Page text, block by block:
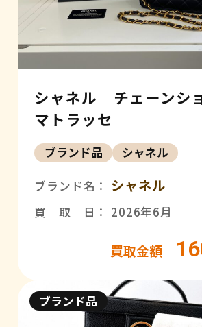
シャネル チェーンシ
マトラッセ
ブランド品 シャネル
ブランド名： シャネル
買 取 日： 2026年6月
買取金額
ブランド品